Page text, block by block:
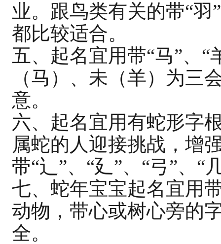
业。跟鸟类有关的带“羽
都比较适合。
五、起名宜用带“马”、
（马）、未（羊）为三
意。
六、起名宜用有蛇形字
属蛇的人迎接挑战，增
带“辶”、“廴”、“弓”、“
七、蛇年宝宝起名宜用
动物，带心或树心旁的
全。